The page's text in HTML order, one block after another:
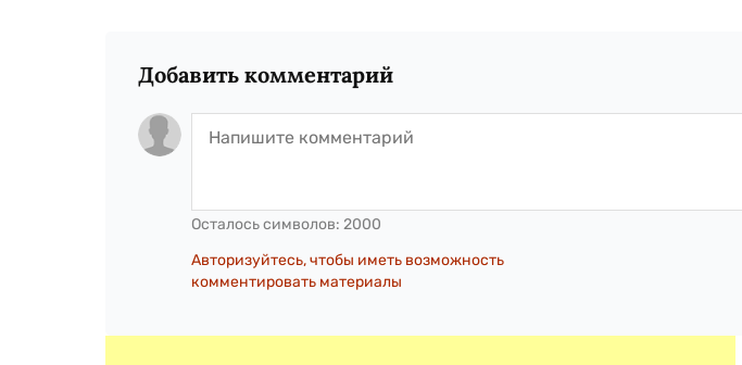
Добавить комментарий
Осталось символов: 2000
Авторизуйтесь, чтобы иметь возможность
комментировать материалы